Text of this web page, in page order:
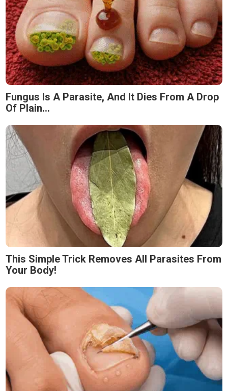
Fungus Is A Parasite, And It Dies From A Drop
Of Plain...
This Simple Trick Removes All Parasites From
Your Body!